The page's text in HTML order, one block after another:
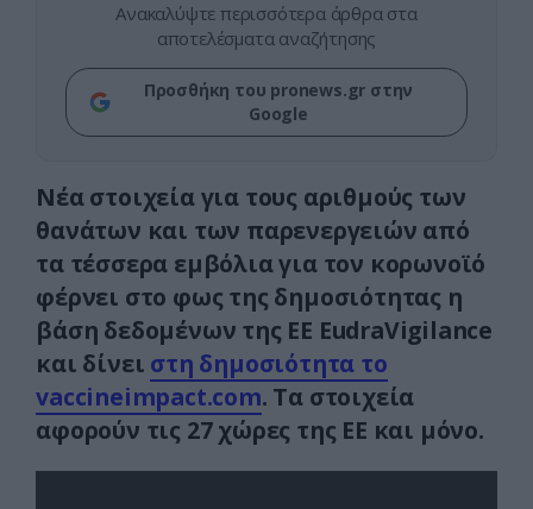
Ανακαλύψτε περισσότερα άρθρα στα
αποτελέσματα αναζήτησης
Προσθήκη του pronews.gr στην
Google
Νέα στοιχεία για τους αριθμούς των
θανάτων και των παρενεργειών από
τα τέσσερα εμβόλια για τον κορωνοϊό
φέρνει στο φως της δημοσιότητας η
βάση δεδομένων της ΕΕ EudraVigilance
και δίνει στη δημοσιότητα το
vaccineimpact.com. Τα στοιχεία
αφορούν τις 27 χώρες της ΕΕ και μόνο.